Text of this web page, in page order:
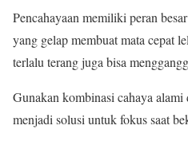
Pencahayaan memiliki peran
yang gelap membuat mata cepat
terlalu terang juga bisa
Gunakan kombinasi cahaya
menjadi solusi untuk fokus saat